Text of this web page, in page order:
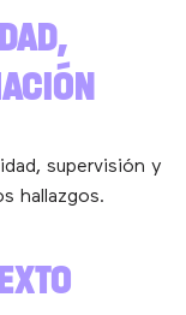
supervisión y
hallazgos.